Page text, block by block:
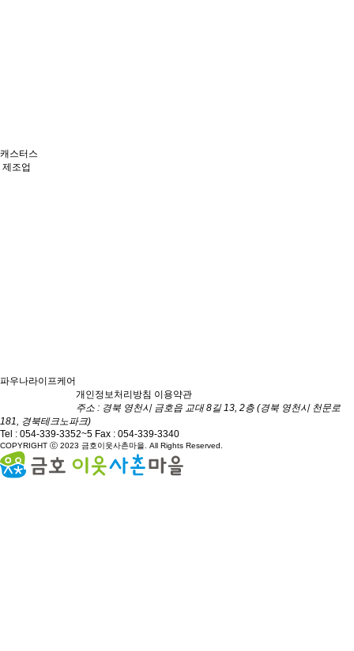
캐스터스
제조업
파우나라이프케어
개인정보처리방침 이용약관
주소 : 경북 영천시 금호읍 교대 8길 13, 2층 (경북 영천시 천문로
181, 경북테크노파크)
Tel : 054-339-3352~5 Fax : 054-339-3340
COPYRIGHT ⓒ 2023 금호이웃사촌마을. All Rights Reserved.